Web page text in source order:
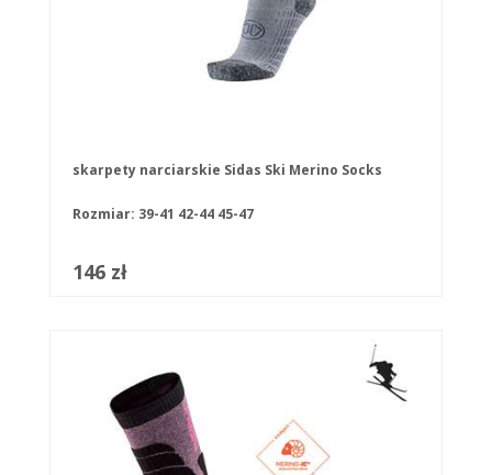
skarpety narciarskie Sidas Ski Merino Socks
Rozmiar: 39-41 42-44 45-47
146 zł